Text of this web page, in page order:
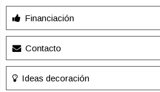
Financiación
Contacto
Ideas decoración